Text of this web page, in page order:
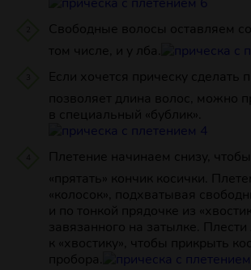
Свободные волосы оставляем
том числе, и у лба.
Если хочется прическу сделать
позволяет длина волос, можно
в специальный «бублик».
Плетение начинаем снизу,
«прятать» кончик косички.
«колосок», подхватывая
и по тонкой прядочке из
завязанного на затылке.
к «хвостику», чтобы прикрыть
пробора.